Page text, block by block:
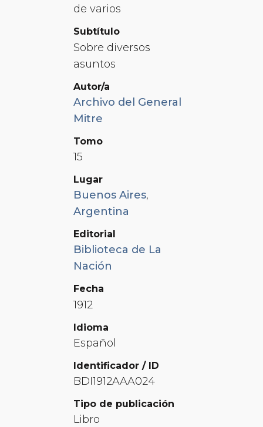
de varios
Subtítulo
Sobre diversos
asuntos
Autor/a
Archivo del General
Mitre
Tomo
15
Lugar
Buenos Aires,
Argentina
Editorial
Biblioteca de La
Nación
Fecha
1912
Idioma
Español
Identificador / ID
BDI1912AAA024
Tipo de publicación
Libro